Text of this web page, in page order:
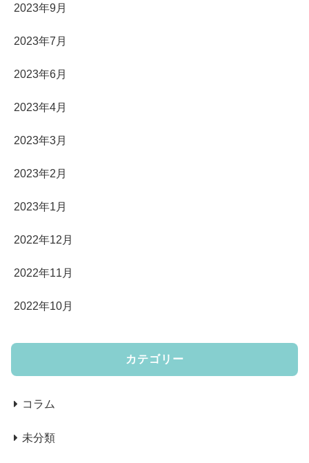
2023年9月
2023年7月
2023年6月
2023年4月
2023年3月
2023年2月
2023年1月
2022年12月
2022年11月
2022年10月
カテゴリー
コラム
未分類